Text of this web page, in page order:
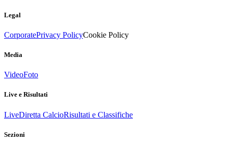
Legal
CorporatePrivacy PolicyCookie Policy
Media
VideoFoto
Live e Risultati
LiveDiretta CalcioRisultati e Classifiche
Sezioni